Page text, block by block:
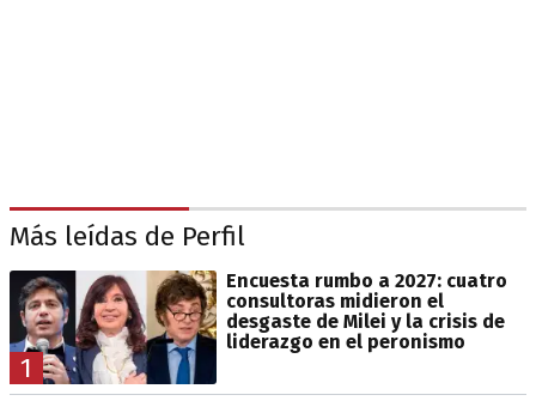
Más leídas de Perfil
1
Encuesta rumbo a 2027: cuatro
consultoras midieron el
desgaste de Milei y la crisis de
liderazgo en el peronismo